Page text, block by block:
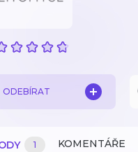
ODEBÍRAT
1 KOMENTÁŘE